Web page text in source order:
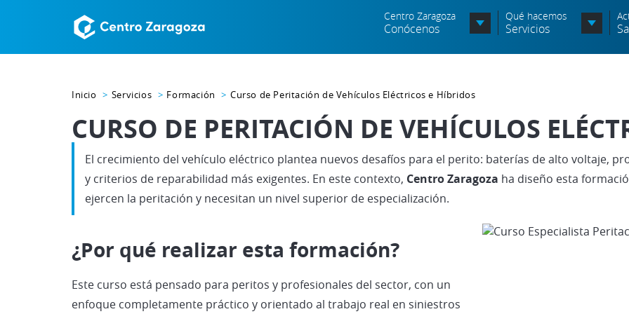
Centro Zaragoza
Conócenos
Órganos Consultivos
Entidades Asociadas
Política de seguridad de la
información
Política de seguridad vial
Política medioambiental
Qué hacemos
Servicios
Inicio Servicios Formación Curso de Peritación de Vehículos Eléctricos e Híbridos
CURSO DE PERITACIÓN DE VEHÍCULOS
El crecimiento del vehículo eléctrico plantea nuevos desafíos para el perito: baterías de alto voltaje,
y criterios de reparabilidad más exigentes. En este contexto, Centro Zaragoza ha diseño esta
ejercen la peritación y necesitan un nivel superior de especialización.
¿Por qué realizar esta formación?
Este curso está pensado para peritos y profesionales del sector, con un
enfoque completamente práctico y orientado al trabajo real en siniestros